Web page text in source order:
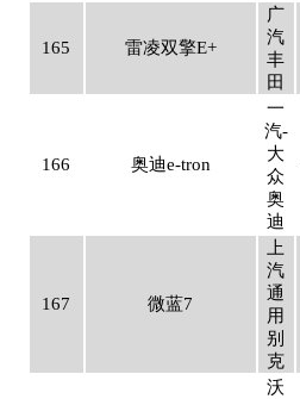
165 雷凌双擎E+
广
汽
丰
田
166 奥迪e-tron
一
汽-
大
众
奥
迪
167 微蓝7
上
汽
通
用
别
克
沃